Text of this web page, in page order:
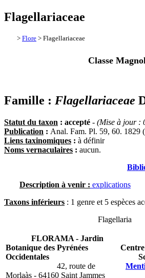
Flagellariaceae
> Flore > Flagellariaceae
Classe
Famille : Flagellariaceae
Statut du taxon : accepté - (Mise à jour :
Publication : Anal. Fam. Pl. 59, 60. 1829
Liens taxinomiques : à définir
Noms vernaculaires : aucun.
Description à venir : explications
Taxons inférieurs : 1 genre et 5 espèces
Flagellaria
FLORAMA - Jardin
Botanique des Pyrénées
Occidentales
42, route de
Morlaàs - 64160 Saint Jammes